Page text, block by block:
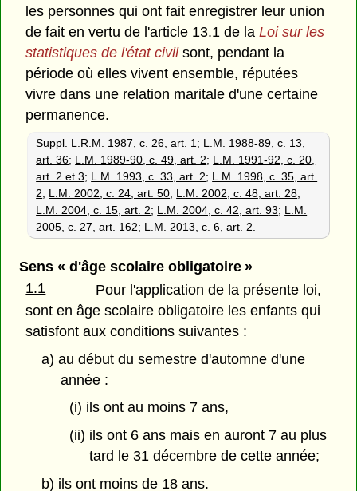
les personnes qui ont fait enregistrer leur union
de fait en vertu de l'article 13.1 de laLoi sur les
statistiques de l'état civilsont, pendant la
période où elles vivent ensemble, réputées
vivre dans une relation maritale d'une certaine
permanence.
Suppl. L.R.M. 1987, c. 26, art. 1; L.M. 1988-89, c. 13,
art. 36; L.M. 1989-90, c. 49, art. 2; L.M. 1991-92, c. 20,
art. 2 et 3; L.M. 1993, c. 33, art. 2; L.M. 1998, c. 35, art.
2; L.M. 2002, c. 24, art. 50; L.M. 2002, c. 48, art. 28;
L.M. 2004, c. 15, art. 2; L.M. 2004, c. 42, art. 93; L.M.
2005, c. 27, art. 162; L.M. 2013, c. 6, art. 2.
Sens « d'âge scolaire obligatoire »
1.1
Pour l'application de la présente loi,
sont en âge scolaire obligatoire les enfants qui
satisfont aux conditions suivantes :
a) au début du semestre d'automne d'une
année :
(i) ils ont au moins 7 ans,
(ii) ils ont 6 ans mais en auront 7 au plus
tard le 31 décembre de cette année;
b) ils ont moins de 18 ans.